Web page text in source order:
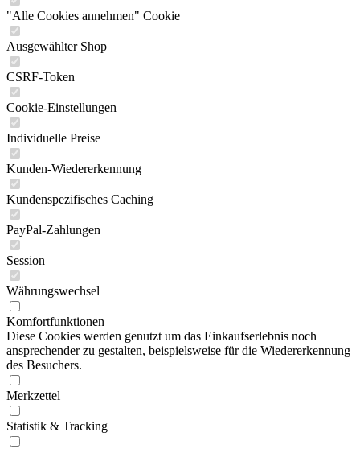
"Alle Cookies annehmen" Cookie
Ausgewählter Shop
CSRF-Token
Cookie-Einstellungen
Individuelle Preise
Kunden-Wiedererkennung
Kundenspezifisches Caching
PayPal-Zahlungen
Session
Währungswechsel
Komfortfunktionen
Diese Cookies werden genutzt um das Einkaufserlebnis noch
ansprechender zu gestalten, beispielsweise für die Wiedererkennung
des Besuchers.
Merkzettel
Statistik & Tracking